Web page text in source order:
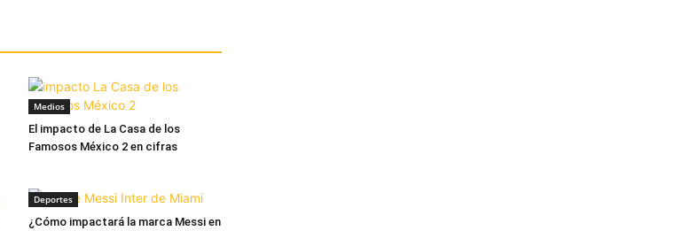
Medios
El impacto de La Casa de los
Famosos México 2 en cifras
Deportes
¿Cómo impactará la marca Messi en